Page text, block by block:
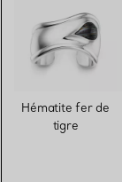
Hématite fer de
tigre